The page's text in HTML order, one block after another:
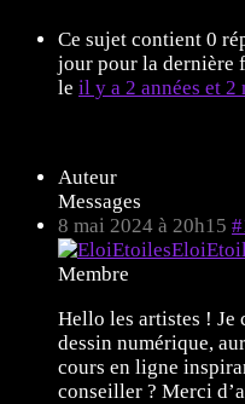
Ce sujet contient 0
jour pour la dernière
le il y a 2 années et 2
Auteur
Messages
8 mai 2024 à 20h15
Membre
Hello les artistes ! Je
dessin numérique,
cours en ligne
conseiller ? Merci